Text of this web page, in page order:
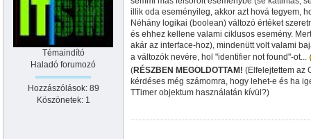
Témaindító
Haladó forumozó
Hozzászólások: 89
Köszönetek: 1
illik oda eseményileg, akkor azt hová tegyem,
Néhány logikai (boolean) változó értéket
és ehhez kellene valami ciklusos esemény.
akár az interface-hoz), mindenütt volt valami
a változók nevére, hol "identifier not found"-ot...
(RÉSZBEN MEGOLDOTTAM! (Elfelejtettem az
kérdéses még számomra, hogy lehet-e és ha
TTimer objektum használatán kívül?)